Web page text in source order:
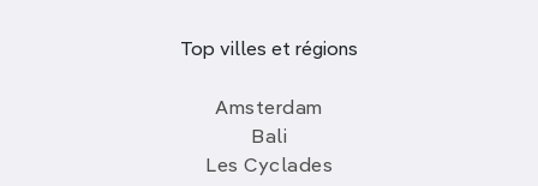
Top villes et régions
Amsterdam
Bali
Les Cyclades